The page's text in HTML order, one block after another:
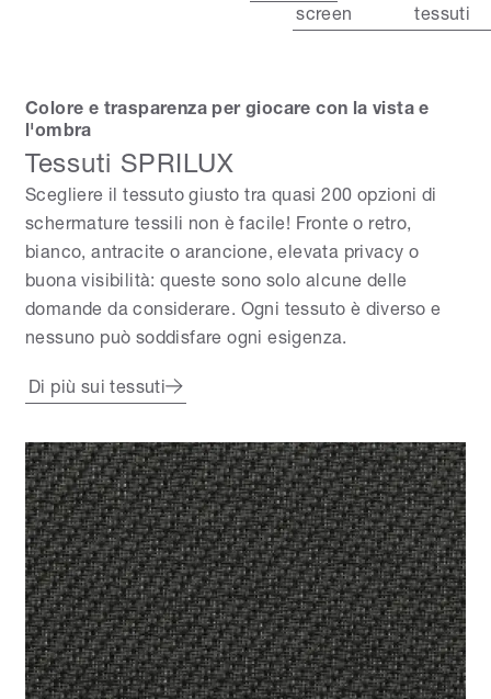
screen
tessuti
Colore e trasparenza per giocare con la vista e
l'ombra
Tessuti SPRILUX
Scegliere il tessuto giusto tra quasi 200 opzioni di
schermature tessili non è facile! Fronte o retro,
bianco, antracite o arancione, elevata privacy o
buona visibilità: queste sono solo alcune delle
domande da considerare. Ogni tessuto è diverso e
nessuno può soddisfare ogni esigenza.
Di più sui tessuti